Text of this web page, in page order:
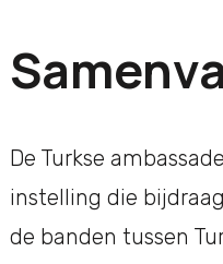
De Turkse
instelling die
de banden tussen